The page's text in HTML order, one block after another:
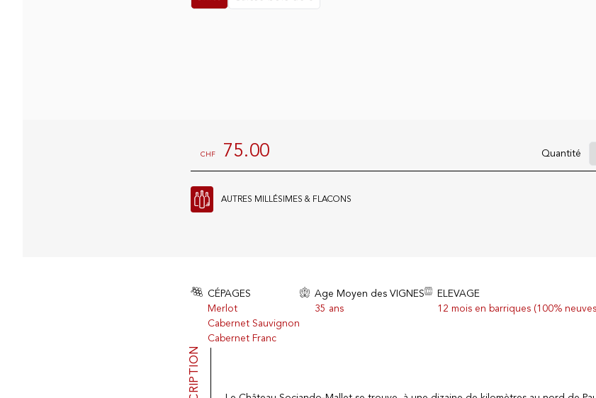
CHF 75.00 Quantité
AUTRES MILLÉSIMES & FLACONS
CÉPAGES
Merlot
Cabernet Sauvignon
Cabernet Franc
Age Moyen des VIGNES
35 ans
ELEVAGE
12 mois en barriques (100%